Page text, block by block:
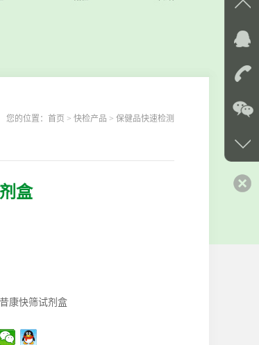
您的位置： 首页 > 快检产品 > 保健品快速检测
盒
康快筛试剂盒